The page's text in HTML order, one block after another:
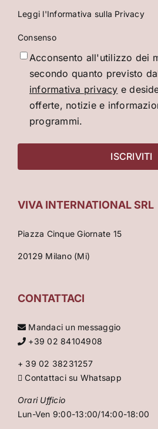
Leggi l'Informativa sulla Privacy
Consenso
Acconsento all'utilizzo dei
secondo quanto previsto
informativa privacy e
offerte, notizie e
programmi.
VIVA INTERNATIONAL SRL
Piazza Cinque Giornate 15
20129 Milano (Mi)
CONTATTACI
Mandaci un messaggio
+39 02 84104908
+ 39 02 38231257
Contattaci su Whatsapp
Orari Ufficio
Lun-Ven 9:00-13:00/14:00-18:00